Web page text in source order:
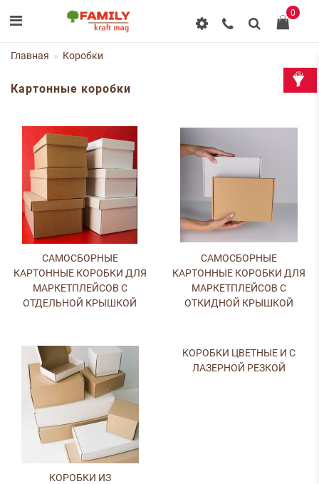
0
Главная Коробки
Картонные коробки
САМОСБОРНЫЕ
КАРТОННЫЕ КОРОБКИ ДЛЯ
МАРКЕТПЛЕЙСОВ С
ОТДЕЛЬНОЙ КРЫШКОЙ
САМОСБОРНЫЕ
КАРТОННЫЕ КОРОБКИ ДЛЯ
МАРКЕТПЛЕЙСОВ С
ОТКИДНОЙ КРЫШКОЙ
КОРОБКИ ИЗ
КОРОБКИ ЦВЕТНЫЕ И С
ЛАЗЕРНОЙ РЕЗКОЙ